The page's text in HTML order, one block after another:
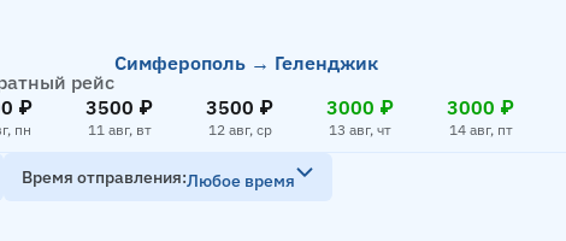
рейс
Симферополь → Геленджик
₽
пн
3500 ₽
11 авг, вт
3500 ₽
12 авг, ср
3000 ₽
13 авг, чт
3000 ₽
14 авг, пт
Время отправления Любое время